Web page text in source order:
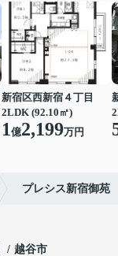
新宿区西新宿４丁目
2LDK (92.10㎡)
1億2,199万円
プレシス新宿御苑
越谷市